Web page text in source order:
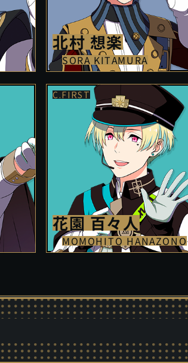
北村 想楽
SORA KITAMURA
花園 百々人
MOMOHITO HANAZONO